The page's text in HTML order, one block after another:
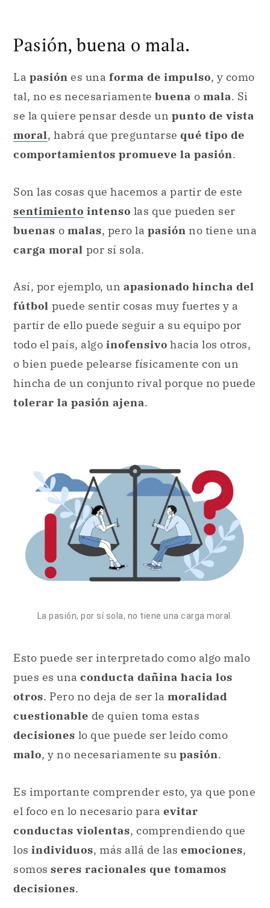
Pasión, buena o mala.
La pasión es una forma de impulso, y como
tal, no es necesariamente buena o mala. Si
se la quiere pensar desde un punto de vista
moral, habrá que preguntarse qué tipo de
comportamientos promueve la pasión.
Son las cosas que hacemos a partir de este
sentimiento intenso las que pueden ser
buenas o malas, pero la pasión no tiene una
carga moral por sí sola.
Así, por ejemplo, un apasionado hincha del
fútbol puede sentir cosas muy fuertes y a
partir de ello puede seguir a su equipo por
todo el país, algo inofensivo hacia los otros,
o bien puede pelearse físicamente con un
hincha de un conjunto rival porque no puede
tolerar la pasión ajena.
La pasión, por sí sola, no tiene una carga moral.
Esto puede ser interpretado como algo malo
pues es una conducta dañina hacia los
otros. Pero no deja de ser la moralidad
cuestionable de quien toma estas
decisiones lo que puede ser leído como
malo, y no necesariamente su pasión.
Es importante comprender esto, ya que pone
el foco en lo necesario para evitar
conductas violentas, comprendiendo que
los individuos, más allá de las emociones,
somos seres racionales que tomamos
decisiones.